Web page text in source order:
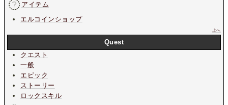
アイテム
エルコインショップ
上へ
Quest
クエスト
一般
エピック
ストーリー
ロックスキル